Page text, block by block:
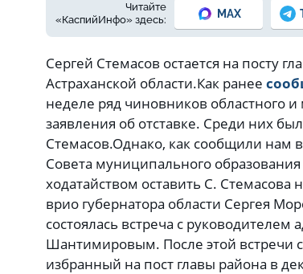
Читайте
«КаспийИнфо» здесь:
MAX
Сергей Стемасов остается на посту
Астраханской области.Как ранее
неделе ряд чиновников областного
заявления об отставке. Среди них
Стемасов.Однако, как сообщили нам
Совета муниципального
ходатайством оставить С. Стемасова
врио губернатора области Сергея
состоялась встреча с
Шантимировым. После этой встречи
избранный на пост главы района в